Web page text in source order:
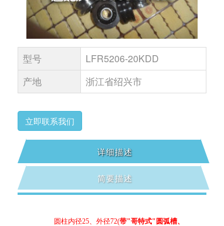
型号
LFR5206-20KDD
产地
浙江省绍兴市
立即联系我们
详细描述
简要描述
圆柱内径25 、外径72(带"哥特式"圆弧槽、